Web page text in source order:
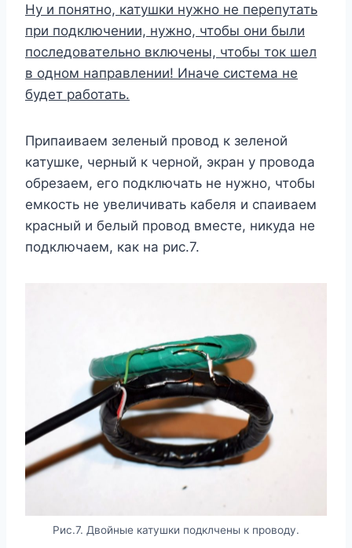
Ну и понятно, катушки нужно не перепутать
при подключении, нужно, чтобы они были
последовательно включены, чтобы ток шел
в одном направлении! Иначе система не
будет работать.
Припаиваем зеленый провод к зеленой
катушке, черный к черной, экран у провода
обрезаем, его подключать не нужно, чтобы
емкость не увеличивать кабеля и спаиваем
красный и белый провод вместе, никуда не
подключаем, как на рис.7.
Рис.7. Двойные катушки подклчены к проводу.